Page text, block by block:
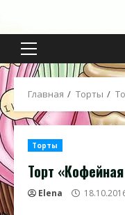
Основное
меню
Главная Торты
Торты
Торт
Elena